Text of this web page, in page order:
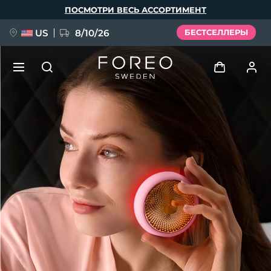
ПОСМОТРИ ВЕСЬ АССОРТИМЕНТ
US 8/10/26 БЕСТСЕЛЛЕРЫ
Войти
Профиль пользователя
Мои приборы
Мои заказы
Мои адреса
Мои подписки
НОВИНКА
FAQ™ Pure Beauty-Tech Elixir
BREAKING NEWS
issa™ Teeth Whitening Set
Deutsch
Español
Français
Italiano
Português
Polski
Svenska
Русский
Türkçe
简体中文 繁體中文